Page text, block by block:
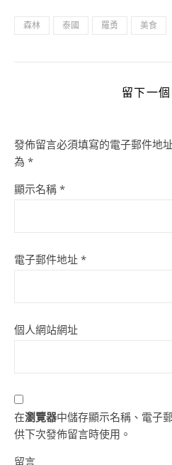
森林 泰國 羅勇 美食
留下一
發佈留言必須填寫的電子郵件地
為 *
顯示名稱 *
電子郵件地址 *
個人網站網址
在瀏覽器中儲存顯示名稱、電子
供下次發佈留言時使用。
留言